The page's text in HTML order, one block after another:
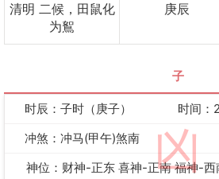
清明 二候，田鼠化
为鴽
庚辰
子
凶
时辰：子时（庚子）
时间
冲煞：冲马(甲午)煞南
神位：财神-正东 喜神-正南 福神-